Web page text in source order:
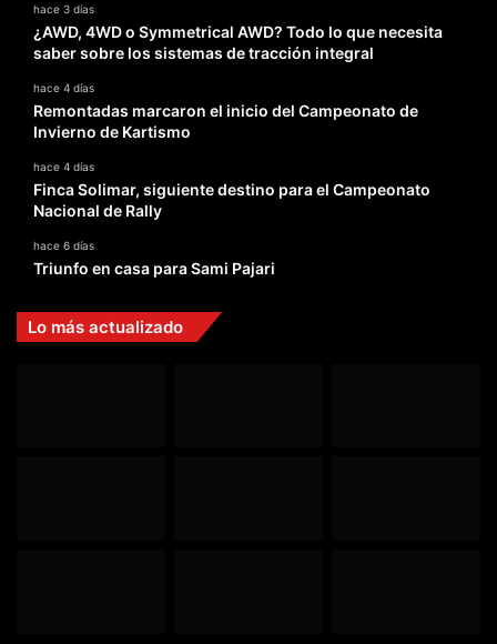
hace 3 días
¿AWD, 4WD o Symmetrical AWD? Todo lo que necesita
saber sobre los sistemas de tracción integral
hace 4 días
Remontadas marcaron el inicio del Campeonato de
Invierno de Kartismo
hace 4 días
Finca Solimar, siguiente destino para el Campeonato
Nacional de Rally
hace 6 días
Triunfo en casa para Sami Pajari
Lo más actualizado